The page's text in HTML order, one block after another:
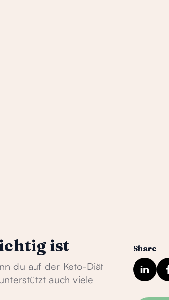
ist
du auf der Keto-Diät
auch viele
Share